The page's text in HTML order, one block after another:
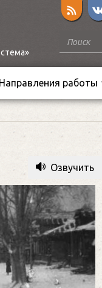
Направления работы
Озвучить